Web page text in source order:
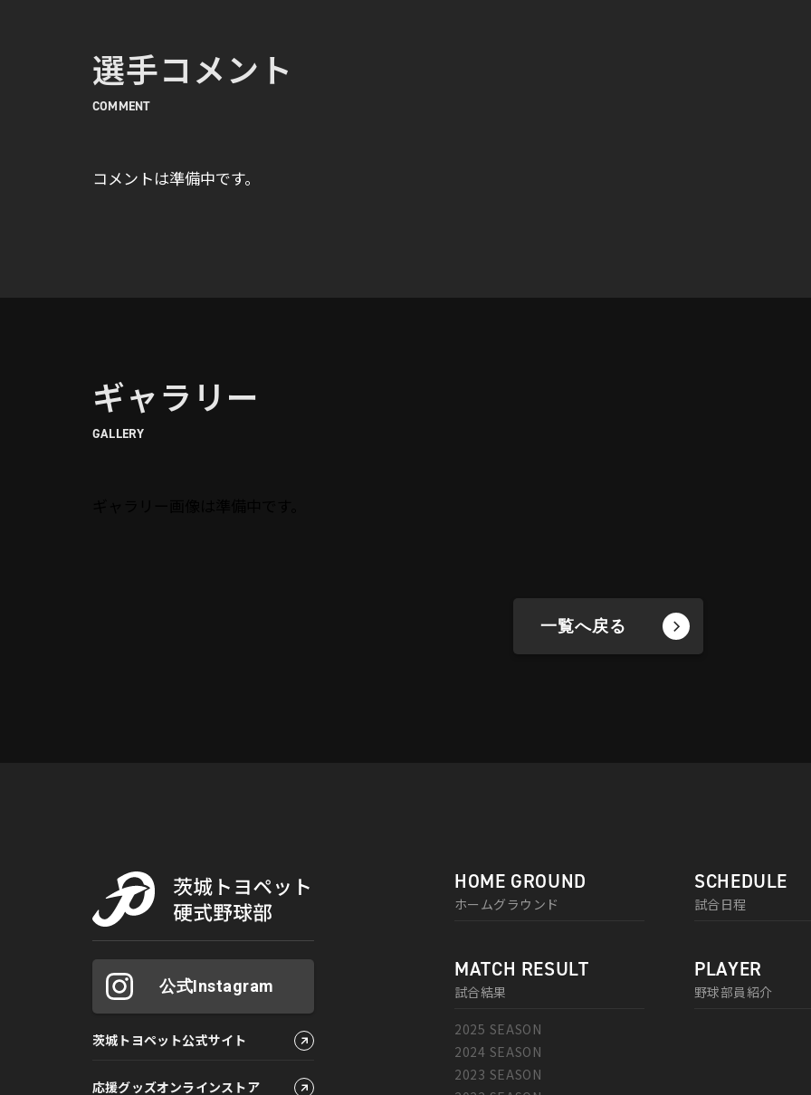
選手コメント
COMMENT
コメントは準備中です。
ギャラリー
GALLERY
一覧へ戻る
公式Instagram
茨城トヨペット公式サイト
応援グッズオンラインストア
HOME GROUND
ホームグラウンド
MATCH RESULT
試合結果
2025 SEASON
2024 SEASON
2023 SEASON
SCHEDULE
試合日程
PLAYER
野球部員紹介